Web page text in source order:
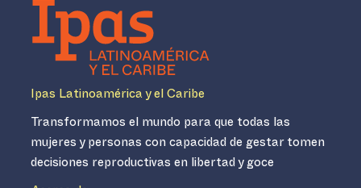
Ipas Latinoamérica y el Caribe
Transformamos el mundo para que todas las
mujeres y personas con capacidad de gestar tomen
decisiones reproductivas en libertad y goce